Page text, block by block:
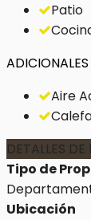
Patio
ADICIONALES
Aire
DETALLES
Tipo de
Ubicación